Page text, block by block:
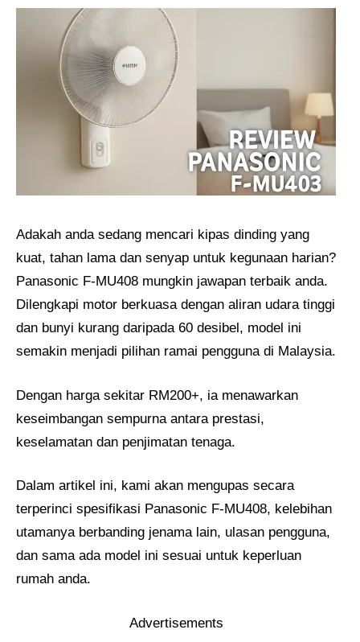
Adakah anda sedang mencari kipas dinding yang
kuat, tahan lama dan senyap untuk kegunaan harian?
Panasonic F-MU408 mungkin jawapan terbaik anda.
Dilengkapi motor berkuasa dengan aliran udara tinggi
dan bunyi kurang daripada 60 desibel, model ini
semakin menjadi pilihan ramai pengguna di Malaysia.
Dengan harga sekitar RM200+, ia menawarkan
keseimbangan sempurna antara prestasi,
keselamatan dan penjimatan tenaga.
Dalam artikel ini, kami akan mengupas secara
terperinci spesifikasi Panasonic F-MU408, kelebihan
utamanya berbanding jenama lain, ulasan pengguna,
dan sama ada model ini sesuai untuk keperluan
rumah anda.
Advertisements